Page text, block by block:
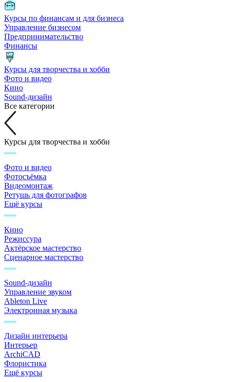
Курсы по финансам и для бизнеса
Управление бизнесом
Предпринимательство
Финансы
Курсы для творчества и хобби
Фото и видео
Кино
Sound-дизайн
Все категории
Курсы для творчества и хобби
Фото и видео
Фотосъёмка
Видеомонтаж
Ретушь для фотографов
Ещё курсы
Кино
Режиссура
Актёрское мастерство
Сценарное мастерство
Sound-дизайн
Управление звуком
Ableton Live
Электронная музыка
Дизайн интерьера
Интерьер
ArchiCAD
Флористика
Ещё курсы